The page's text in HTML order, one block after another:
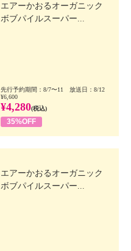
エアーかおるオーガニック
ボブパイルスーパー...
先行予約期間：8/7〜11 放送日：8/12
¥6,600
¥4,280(税込)
35%OFF
エアーかおるオーガニック
ボブパイルスーパー...